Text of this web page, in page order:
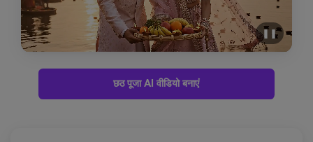
❚❚
छठ पूजा AI वीडियो बनाएं